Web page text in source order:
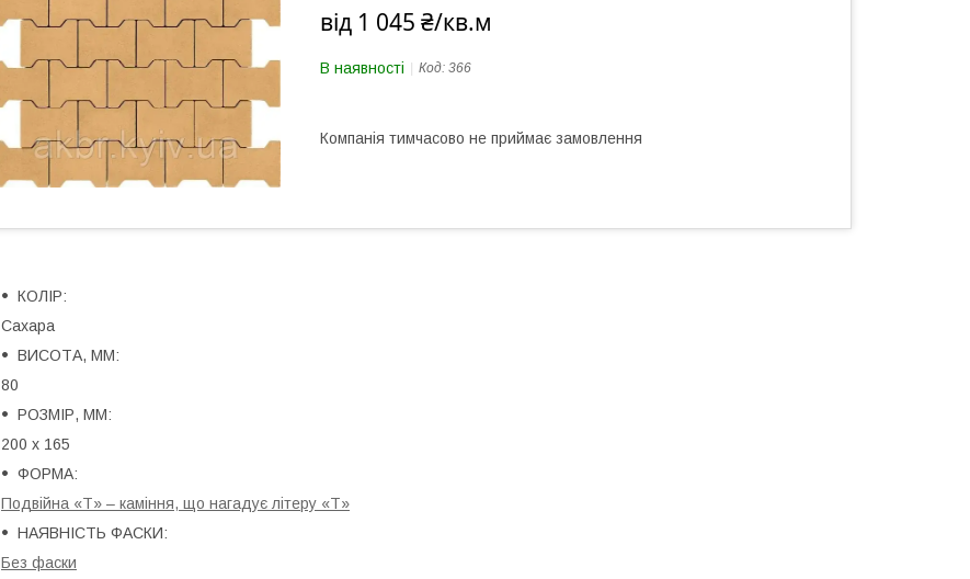
від 1 045 ₴/кв.м
В наявності Код: 366
Компанія тимчасово не приймає замовлення
КОЛІР:
Сахара
ВИСОТА, ММ:
80
РОЗМІР, ММ:
200 х 165
ФОРМА:
Подвійна «Т» – каміння, що нагадує літеру «Т»
НАЯВНІСТЬ ФАСКИ:
Без фаски